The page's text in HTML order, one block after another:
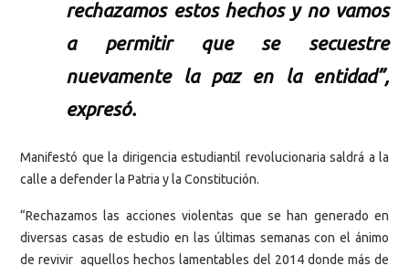
rechazamos estos hechos y no vamos
a permitir que se secuestre
nuevamente la paz en la entidad”,
expresó.
Manifestó que la dirigencia estudiantil revolucionaria saldrá a la
calle a defender la Patria y la Constitución.
“Rechazamos las acciones violentas que se han generado en
diversas casas de estudio en las últimas semanas con el ánimo
de revivir aquellos hechos lamentables del 2014 donde más de